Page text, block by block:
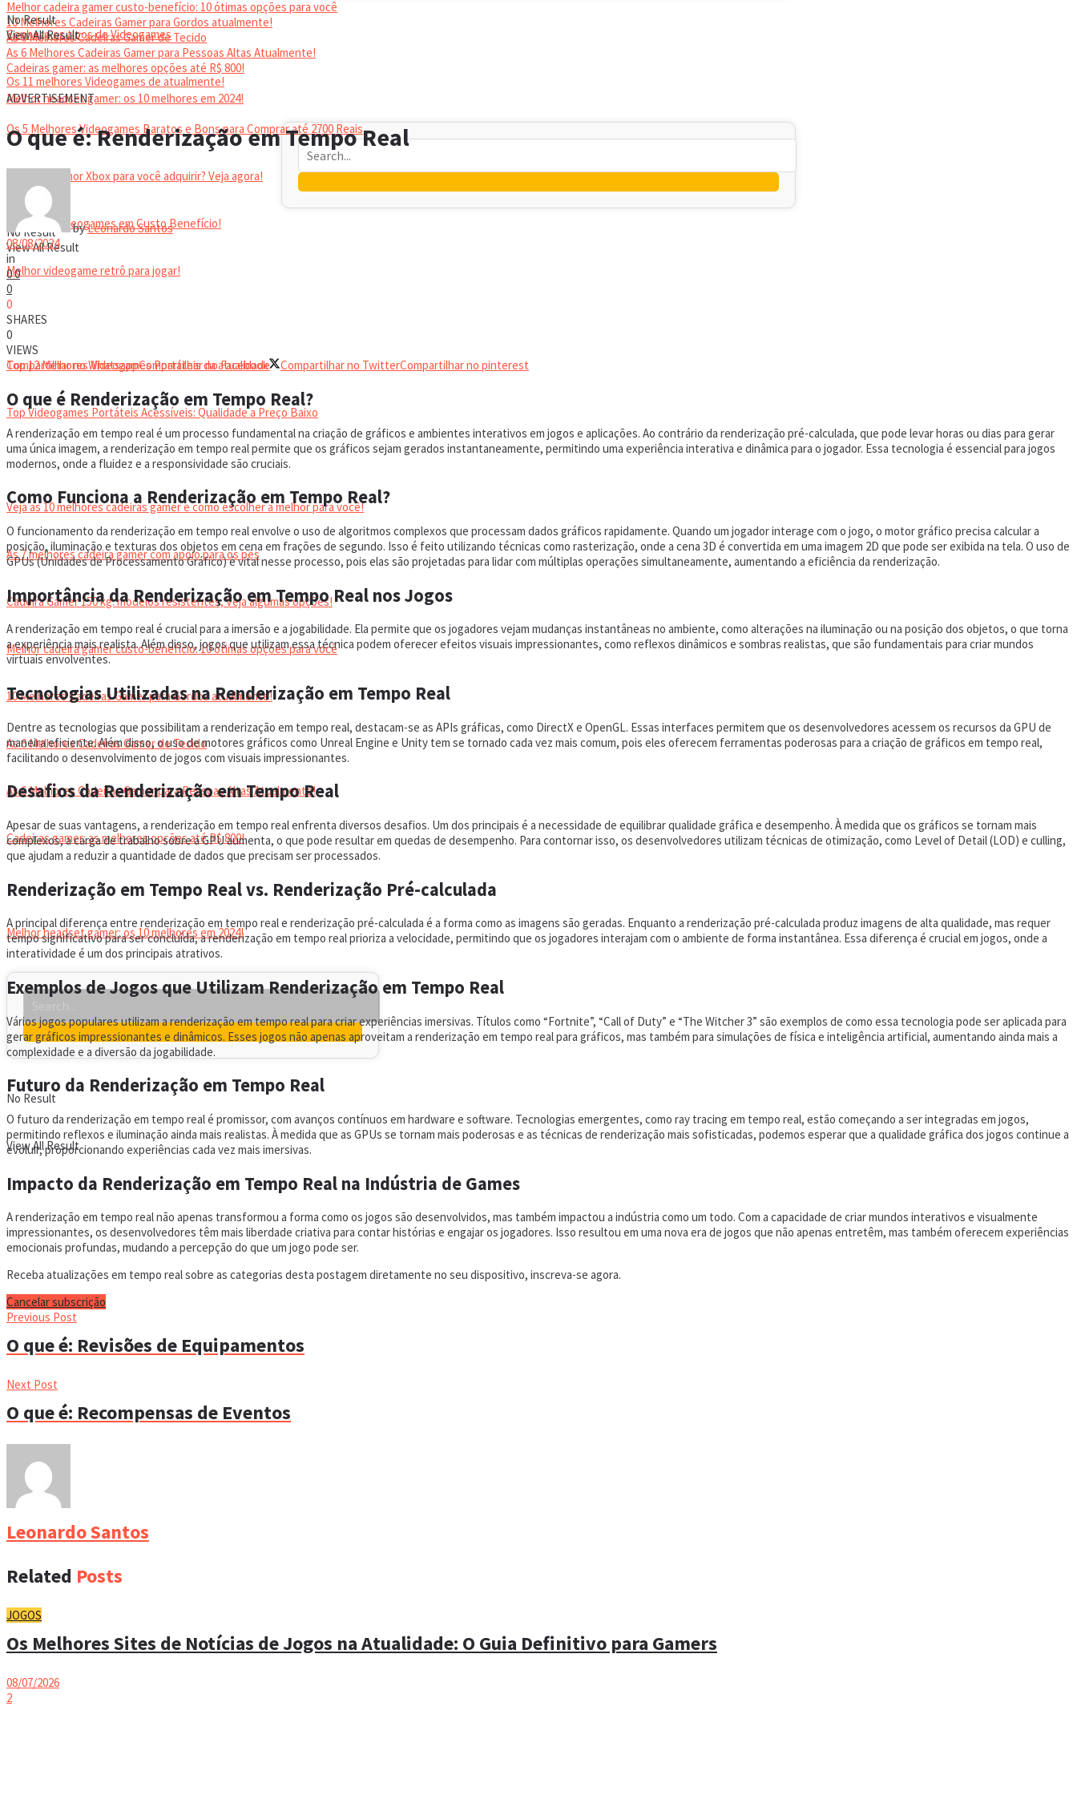
Melhor cadeira gamer custo-benefício: 10 ótimas opções para você
10 Melhores Cadeiras Gamer para Gordos atualmente!
As 6 Melhores Cadeiras Gamer de Tecido
As 6 Melhores Cadeiras Gamer para Pessoas Altas Atualmente!
Cadeiras gamer: as melhores opções até R$ 800!
HEADSET
Melhor headset gamer: os 10 melhores em 2024!
No Result
View All Result
Conheça os tipos de Videogames
Os 11 melhores Videogames de atualmente!
Os 5 Melhores Videogames Baratos e Bons para Comprar até 2700 Reais
Qual é o melhor Xbox para você adquirir? Veja agora!
Melhores Videogames em Custo Benefício!
Melhor videogame retrô para jogar!
VIDEOGAMES PORTÁTEIS
Top 12 Melhores Videogames Portáteis da atualidade
Top Videogames Portáteis Acessíveis: Qualidade a Preço Baixo
CADEIRA GAMER
Veja as 10 melhores cadeiras gamer e como escolher a melhor para você!
As 7 melhores cadeira gamer com apoio para os pés
Cadeira Gamer 150 kg: modelos resistentes, Veja algumas opções!
Melhor cadeira gamer custo-benefício: 10 ótimas opções para você
10 Melhores Cadeiras Gamer para Gordos atualmente!
As 6 Melhores Cadeiras Gamer de Tecido
As 6 Melhores Cadeiras Gamer para Pessoas Altas Atualmente!
Cadeiras gamer: as melhores opções até R$ 800!
HEADSET
Melhor headset gamer: os 10 melhores em 2024!
No Result
View All Result
No Result
View All Result
ADVERTISEMENT
O que é: Renderização em Tempo Real
byLeonardo Santos
08/08/2024
in
00
0
0
SHARES
0
VIEWS
Compartilhar no WhatsappCompartilhar no Facebook Compartilhar no TwitterCompartilhar no pinterest
O que é Renderização em Tempo Real?
A renderização em tempo real é um processo fundamental na criação de gráficos e ambientes interativos em jogos e aplicações. Ao contrário da renderização pré-calculada, que pode levar horas ou dias para gerar
uma única imagem, a renderização em tempo real permite que os gráficos sejam gerados instantaneamente, permitindo uma experiência interativa e dinâmica para o jogador. Essa tecnologia é essencial para jogos
modernos, onde a fluidez e a responsividade são cruciais.
Como Funciona a Renderização em Tempo Real?
O funcionamento da renderização em tempo real envolve o uso de algoritmos complexos que processam dados gráficos rapidamente. Quando um jogador interage com o jogo, o motor gráfico precisa calcular a
posição, iluminação e texturas dos objetos em cena em frações de segundo. Isso é feito utilizando técnicas como rasterização, onde a cena 3D é convertida em uma imagem 2D que pode ser exibida na tela. O uso de
GPUs (Unidades de Processamento Gráfico) é vital nesse processo, pois elas são projetadas para lidar com múltiplas operações simultaneamente, aumentando a eficiência da renderização.
Importância da Renderização em Tempo Real nos Jogos
A renderização em tempo real é crucial para a imersão e a jogabilidade. Ela permite que os jogadores vejam mudanças instantâneas no ambiente, como alterações na iluminação ou na posição dos objetos, o que torna
a experiência mais realista. Além disso, jogos que utilizam essa técnica podem oferecer efeitos visuais impressionantes, como reflexos dinâmicos e sombras realistas, que são fundamentais para criar mundos
virtuais envolventes.
Tecnologias Utilizadas na Renderização em Tempo Real
Dentre as tecnologias que possibilitam a renderização em tempo real, destacam-se as APIs gráficas, como DirectX e OpenGL. Essas interfaces permitem que os desenvolvedores acessem os recursos da GPU de
maneira eficiente. Além disso, o uso de motores gráficos como Unreal Engine e Unity tem se tornado cada vez mais comum, pois eles oferecem ferramentas poderosas para a criação de gráficos em tempo real,
facilitando o desenvolvimento de jogos com visuais impressionantes.
Desafios da Renderização em Tempo Real
Apesar de suas vantagens, a renderização em tempo real enfrenta diversos desafios. Um dos principais é a necessidade de equilibrar qualidade gráfica e desempenho. À medida que os gráficos se tornam mais
complexos, a carga de trabalho sobre a GPU aumenta, o que pode resultar em quedas de desempenho. Para contornar isso, os desenvolvedores utilizam técnicas de otimização, como Level of Detail (LOD) e culling,
que ajudam a reduzir a quantidade de dados que precisam ser processados.
Renderização em Tempo Real vs. Renderização Pré-calculada
A principal diferença entre renderização em tempo real e renderização pré-calculada é a forma como as imagens são geradas. Enquanto a renderização pré-calculada produz imagens de alta qualidade, mas requer
tempo significativo para ser concluída, a renderização em tempo real prioriza a velocidade, permitindo que os jogadores interajam com o ambiente de forma instantânea. Essa diferença é crucial em jogos, onde a
interatividade é um dos principais atrativos.
Exemplos de Jogos que Utilizam Renderização em Tempo Real
Vários jogos populares utilizam a renderização em tempo real para criar experiências imersivas. Títulos como “Fortnite”, “Call of Duty” e “The Witcher 3” são exemplos de como essa tecnologia pode ser aplicada para
gerar gráficos impressionantes e dinâmicos. Esses jogos não apenas aproveitam a renderização em tempo real para gráficos, mas também para simulações de física e inteligência artificial, aumentando ainda mais a
complexidade e a diversão da jogabilidade.
Futuro da Renderização em Tempo Real
O futuro da renderização em tempo real é promissor, com avanços contínuos em hardware e software. Tecnologias emergentes, como ray tracing em tempo real, estão começando a ser integradas em jogos,
permitindo reflexos e iluminação ainda mais realistas. À medida que as GPUs se tornam mais poderosas e as técnicas de renderização mais sofisticadas, podemos esperar que a qualidade gráfica dos jogos continue a
evoluir, proporcionando experiências cada vez mais imersivas.
Impacto da Renderização em Tempo Real na Indústria de Games
A renderização em tempo real não apenas transformou a forma como os jogos são desenvolvidos, mas também impactou a indústria como um todo. Com a capacidade de criar mundos interativos e visualmente
impressionantes, os desenvolvedores têm mais liberdade criativa para contar histórias e engajar os jogadores. Isso resultou em uma nova era de jogos que não apenas entretêm, mas também oferecem experiências
emocionais profundas, mudando a percepção do que um jogo pode ser.
Receba atualizações em tempo real sobre as categorias desta postagem diretamente no seu dispositivo, inscreva-se agora.
Cancelar subscrição
Previous Post
O que é: Revisões de Equipamentos
Next Post
O que é: Recompensas de Eventos
Leonardo Santos
Related Posts
JOGOS
Os Melhores Sites de Notícias de Jogos na Atualidade: O Guia Definitivo para Gamers
08/07/2026
2